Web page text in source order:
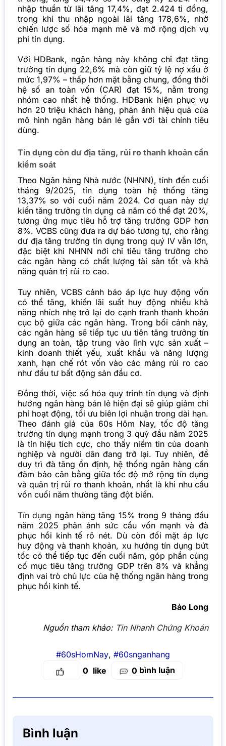
nhập thuần từ lãi tăng 17,4%, đạt 2.424 tỉ đồng,
trong khi thu nhập ngoài lãi tăng 178,6%, nhờ
chiến lược số hóa mạnh mẽ và mở rộng dịch vụ
phi tín dụng.
Với HDBank, ngân hàng này không chỉ đạt tăng
trưởng tín dụng 22,6% mà còn giữ tỷ lệ nợ xấu ở
mức 1,97% – thấp hơn mặt bằng chung, đồng thời
hệ số an toàn vốn (CAR) đạt 15%, nằm trong
nhóm cao nhất hệ thống. HDBank hiện phục vụ
hơn 20 triệu khách hàng, phản ánh hiệu quả của
mô hình ngân hàng bán lẻ gắn với tài chính tiêu
dùng.
Tín dụng còn dư địa tăng, rủi ro thanh khoản cần
kiểm soát
Theo Ngân hàng Nhà nước (NHNN), tính đến cuối
tháng 9/2025, tín dụng toàn hệ thống tăng
13,37% so với cuối năm 2024. Cơ quan này dự
kiến tăng trưởng tín dụng cả năm có thể đạt 20%,
tương ứng mục tiêu hỗ trợ tăng trưởng GDP hơn
8%. VCBS cũng đưa ra dự báo tương tự, cho rằng
dư địa tăng trưởng tín dụng trong quý IV vẫn lớn,
đặc biệt khi NHNN nới chỉ tiêu tăng trưởng cho
các ngân hàng có chất lượng tài sản tốt và khả
năng quản trị rủi ro cao.
Tuy nhiên, VCBS cảnh báo áp lực huy động vốn
có thể tăng, khiến lãi suất huy động nhiều khả
năng nhích nhẹ trở lại do cạnh tranh thanh khoản
cục bộ giữa các ngân hàng.Trong bối cảnh này,
các ngân hàng sẽ tiếp tục ưu tiên tăng trưởng tín
dụng an toàn, tập trung vào lĩnh vực sản xuất –
kinh doanh thiết yếu, xuất khẩu và năng lượng
xanh, hạn chế rót vốn vào các mảng rủi ro cao
như đầu tư bất động sản đầu cơ.
Đồng thời, việc số hóa quy trình tín dụng và định
hướng ngân hàng bán lẻ hiện đại sẽ giúp giảm chi
phí hoạt động, tối ưu biên lợi nhuận trong dài hạn.
Theo đánh giá của 60s Hôm Nay, tốc độ tăng
trưởng tín dụng mạnh trong 3 quý đầu năm 2025
là tín hiệu tích cực, cho thấy niềm tin của doanh
nghiệp và người dân đang trở lại. Tuy nhiên, để
duy trì đà tăng ổn định, hệ thống ngân hàng cần
đảm bảo cân bằng giữa tốc độ mở rộng tín dụng
và quản trị rủi ro thanh khoản, nhất là khi nhu cầu
vốn cuối năm thường tăng đột biến.
Tín dụng ngân hàng tăng 15% trong 9 tháng đầu
năm 2025 phản ánh sức cầu vốn mạnh và đà
phục hồi kinh tế rõ nét. Dù còn đối mặt áp lực
huy động và thanh khoản, xu hướng tín dụng bứt
tốc có thể tiếp tục đến cuối năm, góp phần củng
cố mục tiêu tăng trưởng GDP trên 8% và khẳng
định vai trò chủ lực của hệ thống ngân hàng trong
phục hồi kinh tế.
Bảo Long
Nguồn tham khảo: Tin Nhanh Chứng Khoán
#60sHomNay, #60snganhang
0
0 bình luận
Bình luận